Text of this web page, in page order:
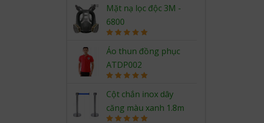
out of 5
Mặt nạ lọc độc 3M -
6800
out of 5
Áo thun đồng phục
ATDP002
out of 5
Cột chắn inox dây
căng màu xanh 1.8m